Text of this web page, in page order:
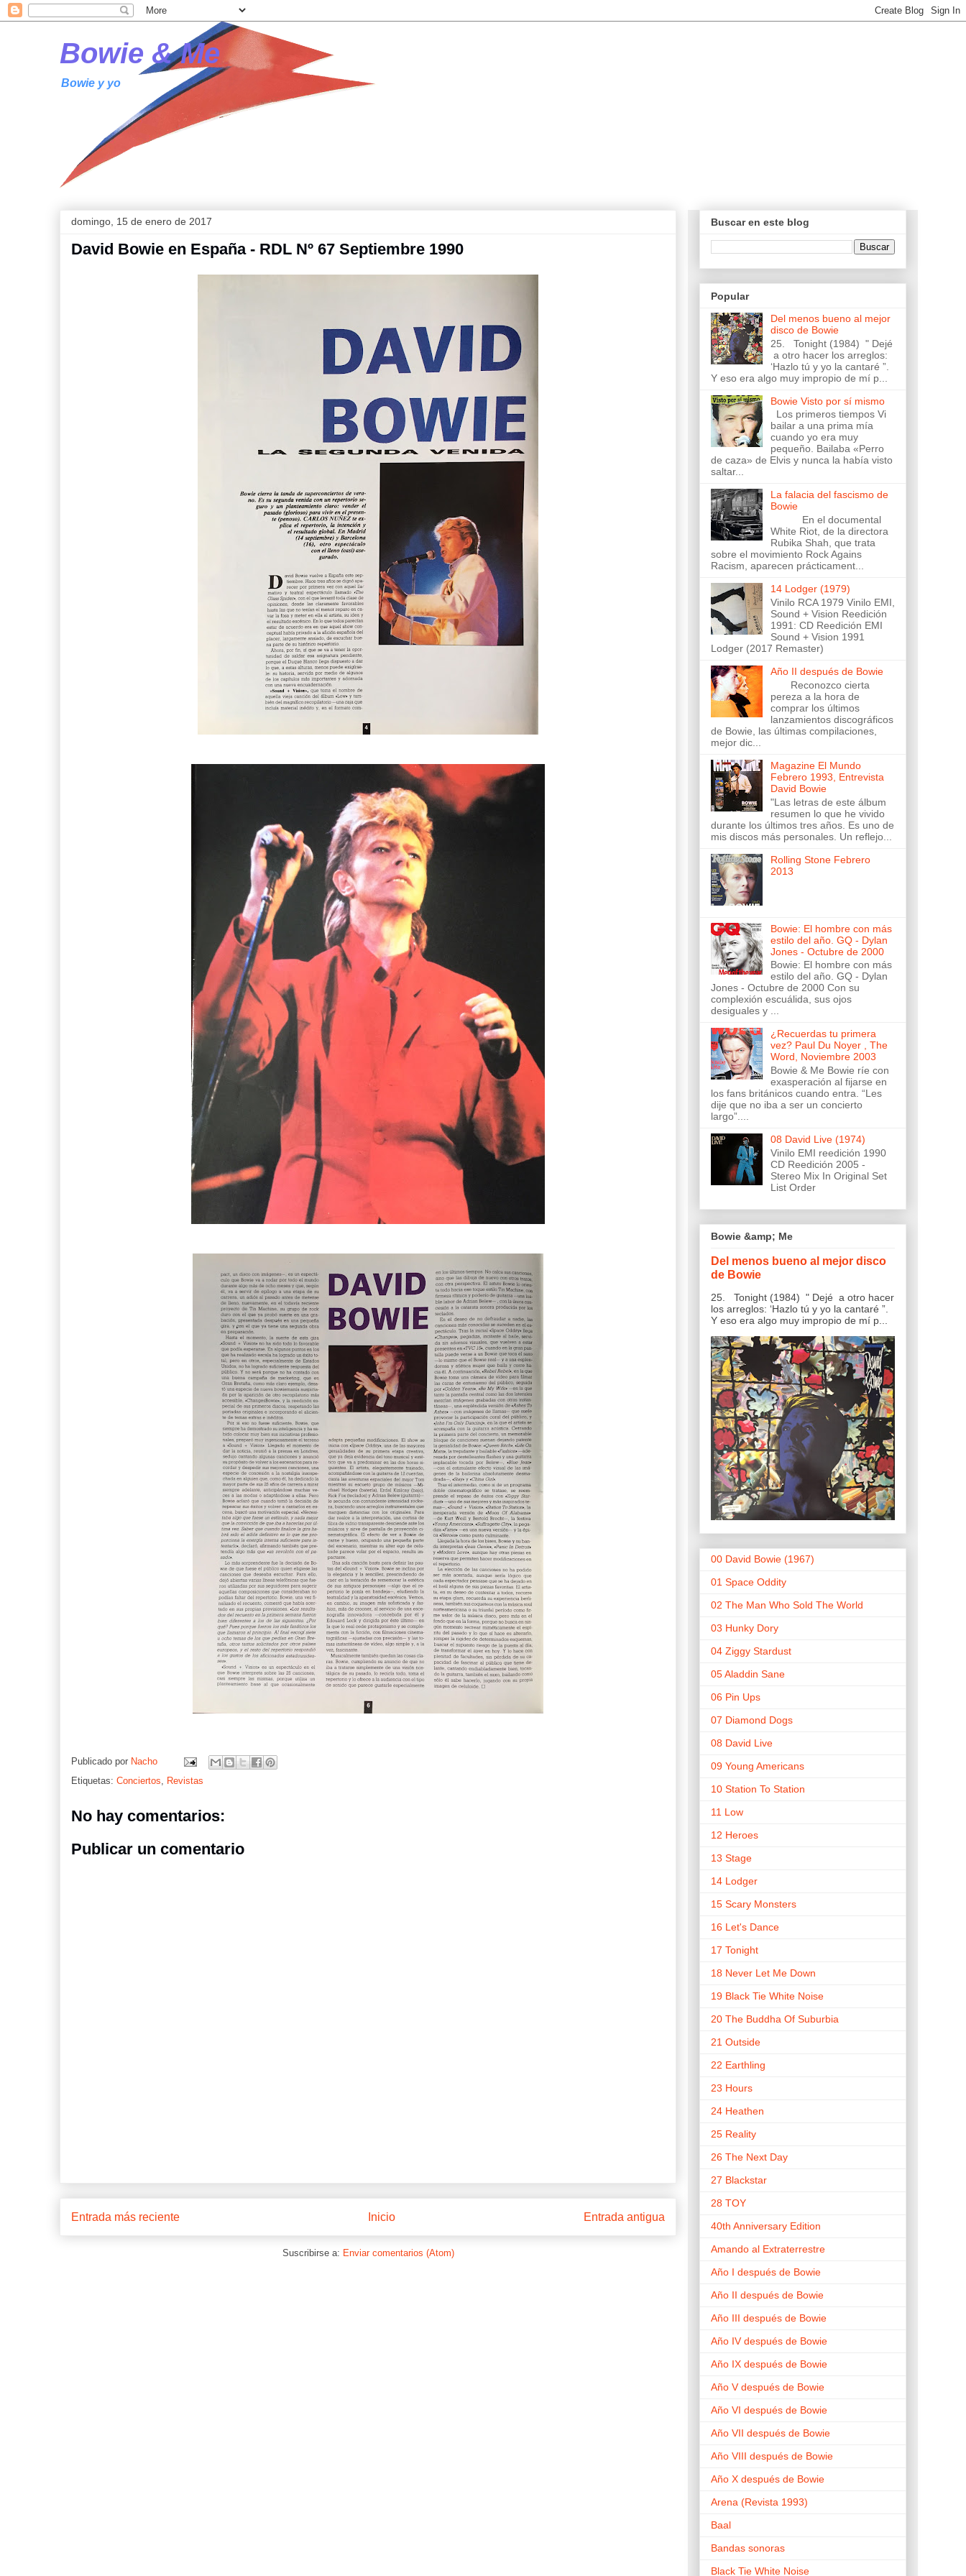
Bowie & Me
Bowie y yo
domingo, 15 de enero de 2017
David Bowie en España - RDL Nº 67 Septiembre 1990
Publicado por Nacho
Etiquetas: Conciertos, Revistas
No hay comentarios:
Publicar un comentario
Entrada más reciente Entrada antigua
Inicio
Suscribirse a: Enviar comentarios (Atom)
Buscar en este blog
Popular
Del menos bueno al mejor
disco de Bowie
25. Tonight (1984) " Dejé
a otro hacer los arreglos:
‘Hazlo tú y yo la cantaré ”.
Y eso era algo muy impropio de mí p...
Bowie Visto por sí mismo
Los primeros tiempos Vi
bailar a una prima mía
cuando yo era muy
pequeño. Bailaba «Perro
de caza» de Elvis y nunca la había visto
saltar...
La falacia del fascismo de
Bowie
En el documental
White Riot, de la directora
Rubika Shah, que trata
sobre el movimiento Rock Agains
Racism, aparecen prácticament...
14 Lodger (1979)
Vinilo RCA 1979 Vinilo EMI,
Sound + Vision Reedición
1991: CD Reedición EMI
Sound + Vision 1991
Lodger (2017 Remaster)
Año II después de Bowie
Reconozco cierta
pereza a la hora de
comprar los últimos
lanzamientos discográficos
de Bowie, las últimas compilaciones,
mejor dic...
Magazine El Mundo
Febrero 1993, Entrevista
David Bowie
"Las letras de este álbum
resumen lo que he vivido
durante los últimos tres años. Es uno de
mis discos más personales. Un reflejo...
Rolling Stone Febrero
2013
Bowie: El hombre con más
estilo del año. GQ - Dylan
Jones - Octubre de 2000
Bowie: El hombre con más
estilo del año. GQ - Dylan
Jones - Octubre de 2000 Con su
complexión escuálida, sus ojos
desiguales y ...
¿Recuerdas tu primera
vez? Paul Du Noyer , The
Word, Noviembre 2003
Bowie & Me Bowie ríe con
exasperación al fijarse en
los fans británicos cuando entra. “Les
dije que no iba a ser un concierto
largo”....
08 David Live (1974)
Vinilo EMI reedición 1990
CD Reedición 2005 -
Stereo Mix In Original Set
List Order
Bowie &amp; Me
Del menos bueno al mejor disco
de Bowie
25. Tonight (1984) " Dejé a otro hacer
los arreglos: ‘Hazlo tú y yo la cantaré ”.
Y eso era algo muy impropio de mí p...
00 David Bowie (1967)
01 Space Oddity
02 The Man Who Sold The World
03 Hunky Dory
04 Ziggy Stardust
05 Aladdin Sane
06 Pin Ups
07 Diamond Dogs
08 David Live
09 Young Americans
10 Station To Station
11 Low
12 Heroes
13 Stage
14 Lodger
15 Scary Monsters
16 Let's Dance
17 Tonight
18 Never Let Me Down
19 Black Tie White Noise
20 The Buddha Of Suburbia
21 Outside
22 Earthling
23 Hours
24 Heathen
25 Reality
26 The Next Day
27 Blackstar
28 TOY
40th Anniversary Edition
Amando al Extraterrestre
Año I después de Bowie
Año II después de Bowie
Año III después de Bowie
Año IV después de Bowie
Año IX después de Bowie
Año V después de Bowie
Año VI después de Bowie
Año VII después de Bowie
Año VIII después de Bowie
Año X después de Bowie
Arena (Revista 1993)
Baal
Bandas sonoras
Black Tie White Noise